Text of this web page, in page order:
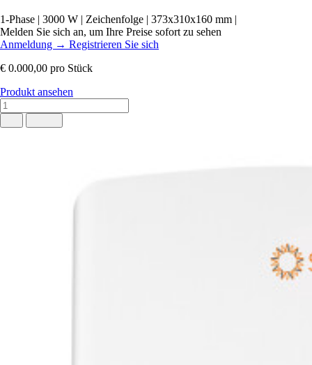
1-Phase | 3000 W | Zeichenfolge | 373x310x160 mm |
Melden Sie sich an, um Ihre Preise sofort zu sehen
Anmeldung → Registrieren Sie sich
€ 0.000,00 pro Stück
Produkt ansehen